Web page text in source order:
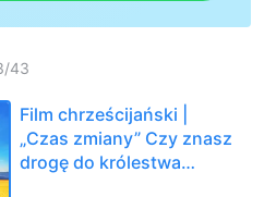
/43
Film chrześcijański |
„Czas zmiany” Czy znasz
drogę do królestwa